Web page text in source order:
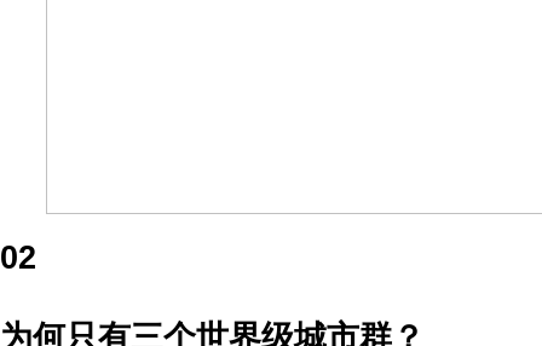
02
为何只有三个世界级城市群？